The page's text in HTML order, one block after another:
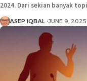
2024. Dari sekian banyak
ASEP IQBAL JUNE 9, 2025